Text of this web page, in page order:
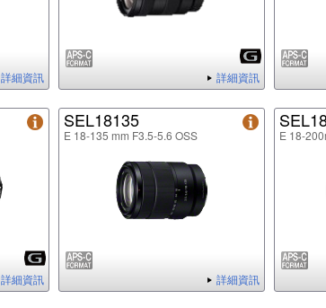
詳細資訊 詳細資訊
詳細資訊
SEL18135
E 18-135 mm F3.5-5.6 OSS
詳細資訊
E 18-